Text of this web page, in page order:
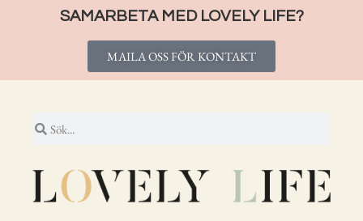
SAMARBETA MED LOVELY LIFE?
MAILA OSS FÖR KONTAKT